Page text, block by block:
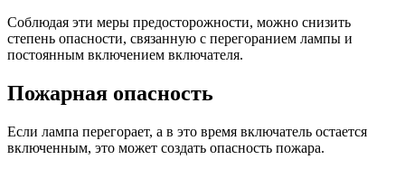
Соблюдая эти меры предосторожности, можно снизить
степень опасности, связанную с перегоранием лампы и
постоянным включением включателя.
Пожарная опасность
Если лампа перегорает, а в это время включатель остается
включенным, это может создать опасность пожара.